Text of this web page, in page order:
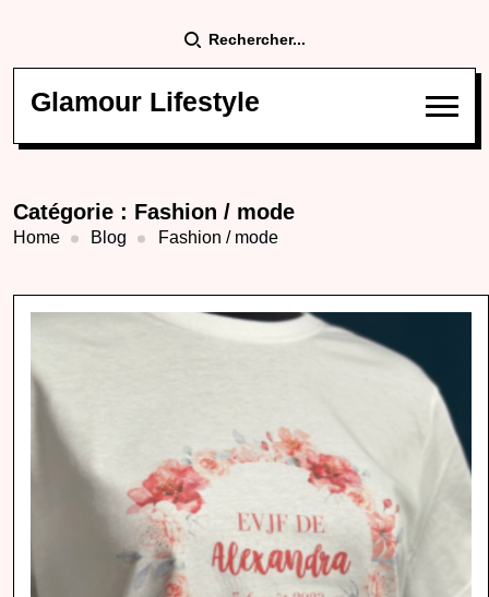
Rechercher...
Glamour Lifestyle
Catégorie : Fashion / mode
Home Blog Fashion / mode